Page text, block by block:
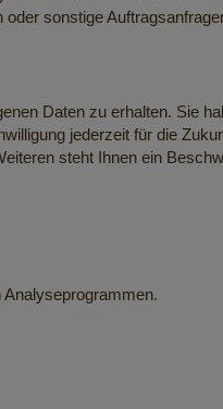
sonstige
Daten zu erhalten. Sie
jederzeit für die
steht Ihnen ein